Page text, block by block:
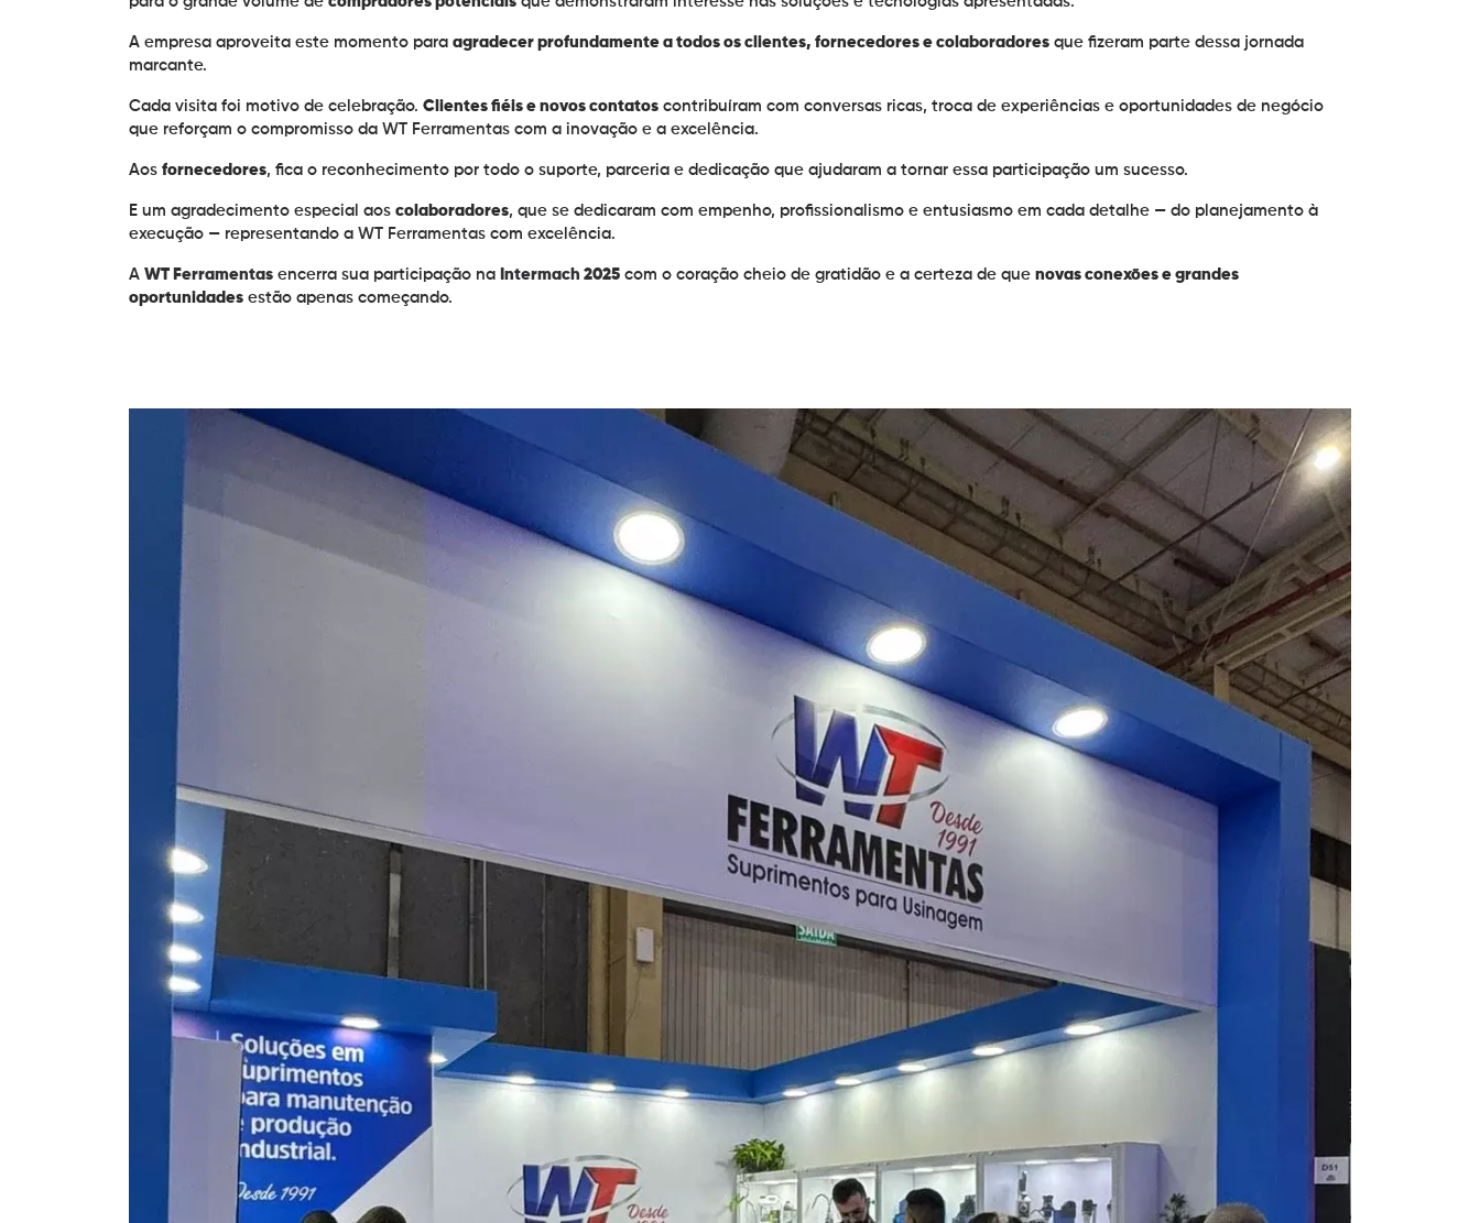
A empresa aproveita este momento para agradecer profundamente a todos os clientes, fornecedores e colaboradores que fizeram parte dessa jornada
marcante.
Cada visita foi motivo de celebração. Clientes fiéis e novos contatos contribuíram com conversas ricas, troca de experiências e oportunidades de negócio
que reforçam o compromisso da WT Ferramentas com a inovação e a excelência.
Aos fornecedores, fica o reconhecimento por todo o suporte, parceria e dedicação que ajudaram a tornar essa participação um sucesso.
E um agradecimento especial aos colaboradores, que se dedicaram com empenho, profissionalismo e entusiasmo em cada detalhe — do planejamento à
execução — representando a WT Ferramentas com excelência.
A WT Ferramentas encerra sua participação na Intermach 2025 com o coração cheio de gratidão e a certeza de que novas conexões e grandes
oportunidades estão apenas começando.